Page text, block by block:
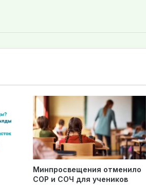
Минпросвещения отменило
СОР и СОЧ для учеников